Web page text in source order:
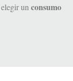
un consumo